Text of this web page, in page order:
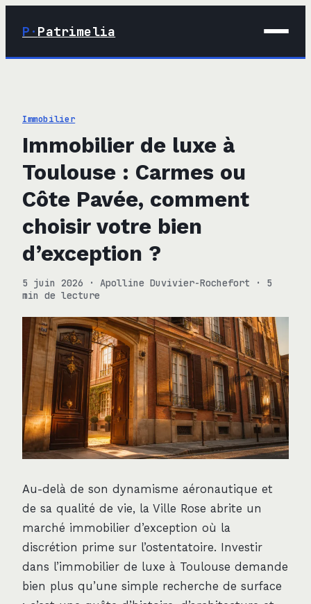
P· Patrimelia
03 · Immobilier
04 · Finance
Immobilier
Immobilier de luxe à
Toulouse : Carmes ou
Côte Pavée, comment
choisir votre bien
d’exception ?
5 juin 2026 · Apolline Duvivier-Rochefort ·
5
min de lecture
Au-delà de son dynamisme aéronautique et
de sa qualité de vie, la Ville Rose abrite un
marché immobilier d’exception où la
discrétion prime sur l’ostentatoire. Investir
dans l’immobilier de luxe à Toulouse demande
bien plus qu’une simple recherche de surface